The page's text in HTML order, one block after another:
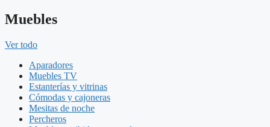
Muebles
Ver todo
Aparadores
Muebles TV
Estanterías y vitrinas
Cómodas y cajoneras
Mesitas de noche
Percheros